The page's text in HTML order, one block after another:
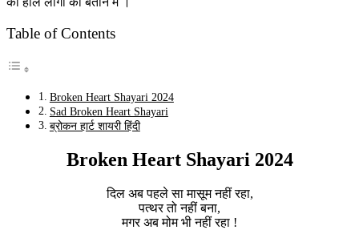
Table of Contents
Broken Heart Shayari 2024
Sad Broken Heart Shayari
ब्रोकन हार्ट शायरी हिंदी
Broken Heart Shayari 2024
दिल अब पहले सा मासूम नहीं रहा,
पत्थर तो नहीं बना,
मगर अब मोम भी नहीं रहा !